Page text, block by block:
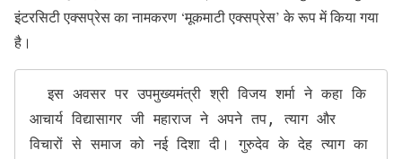
इंटरसिटी एक्सप्रेस का नामकरण ‘मूकमाटी एक्सप्रेस’ के रूप में किया गया
है।
  इस अवसर पर उपमुख्यमंत्री श्री विजय शर्मा ने कहा कि
आचार्य विद्यासागर जी महाराज ने अपने तप, त्याग और
विचारों से समाज को नई दिशा दी। गुरुदेव के देह त्याग का